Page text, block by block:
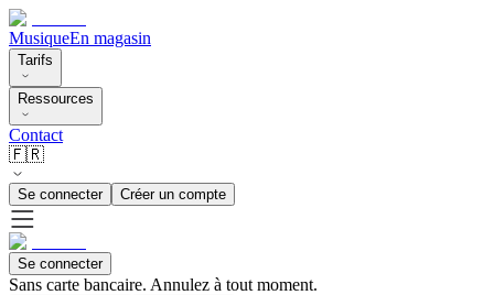
MusiqueEn magasin
Tarifs
Ressources
Contact
🇫🇷
Se connecter Créer un compte
Se connecter
Sans carte bancaire. Annulez à tout moment.